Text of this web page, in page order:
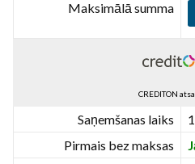
Maksimālā summa
CREDITON
Saņemšanas laiks
Pirmais bez maksas